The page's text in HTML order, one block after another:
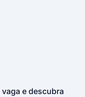
e descubra